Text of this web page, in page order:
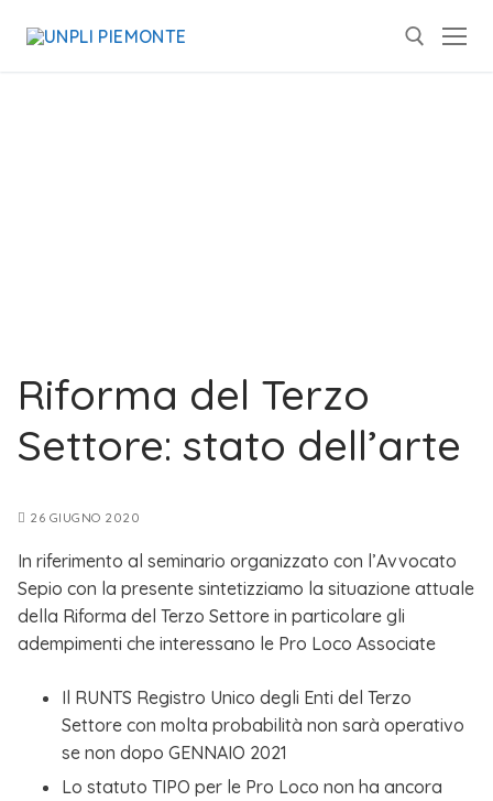
Riforma del Terzo
Settore: stato dell’arte
26 GIUGNO 2020
In riferimento al seminario organizzato con l’Avvocato
Sepio con la presente sintetizziamo la situazione attuale
della Riforma del Terzo Settore in particolare gli
adempimenti che interessano le Pro Loco Associate
Il RUNTS Registro Unico degli Enti del Terzo
Settore con molta probabilità non sarà operativo
se non dopo GENNAIO 2021
Lo statuto TIPO per le Pro Loco non ha ancora